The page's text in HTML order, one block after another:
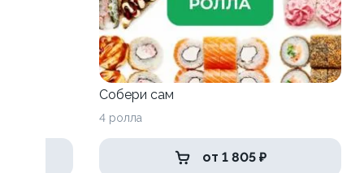
Собери сам
4 ролла
от 1 805 ₽